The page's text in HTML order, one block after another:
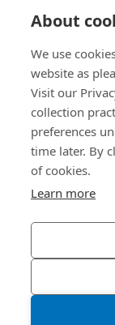
About
We use
website as
Visit our
collection
preferences
time later. By
of cookies.
Learn more
Over ons
Bossard Nederland
Platinaweg 4
NL-1362 JL Almere